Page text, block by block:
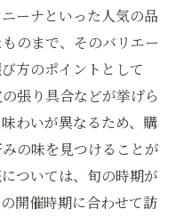
うの品質
域密着型の販売
のぶどう名所
売その甘みの秘密
絶妙な味わい
味の違い
ーナといった人気の品
のまで、そのバリエー
方のポイントとして
張り具合などが挙げら
わいが異なるため、購
の味を見つけることが
ついては、旬の時期が
開催時期に合わせて訪